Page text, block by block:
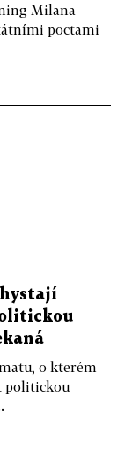
Milana
poctami
o kterém
politickou